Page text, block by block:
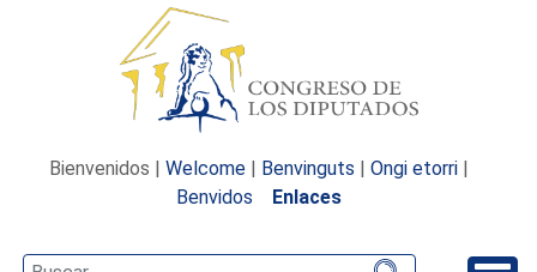
Bienvenidos | Welcome | Benvinguts | Ongi etorri |
Benvidos
Enlaces